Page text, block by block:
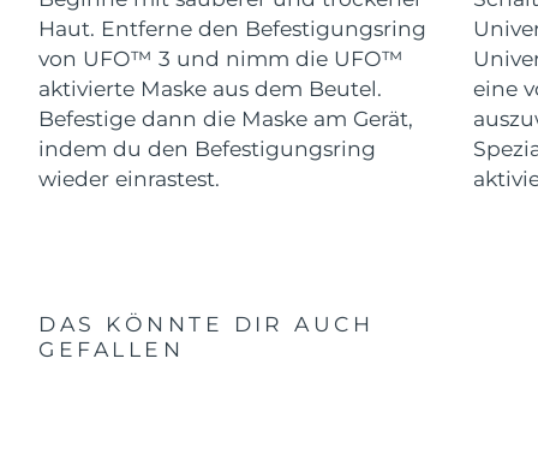
Haut. Entferne den Befestigungsring
von UFO™ 3 und nimm die UFO™
aktivierte Maske aus dem Beutel.
Befestige dann die Maske am Gerät,
indem du den Befestigungsring
wieder einrastest.
eine
DAS KÖNNTE DIR AUCH
GEFALLEN